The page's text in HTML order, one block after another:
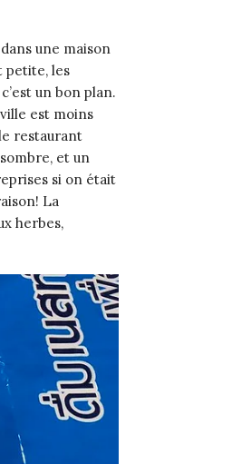
une maison
petite, les
un bon plan.
est moins
restaurant
et un
si on était
La
herbes,